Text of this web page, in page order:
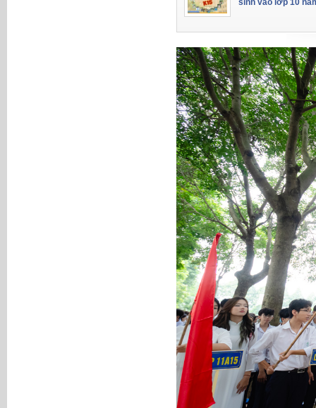
sinh vào lớp 10